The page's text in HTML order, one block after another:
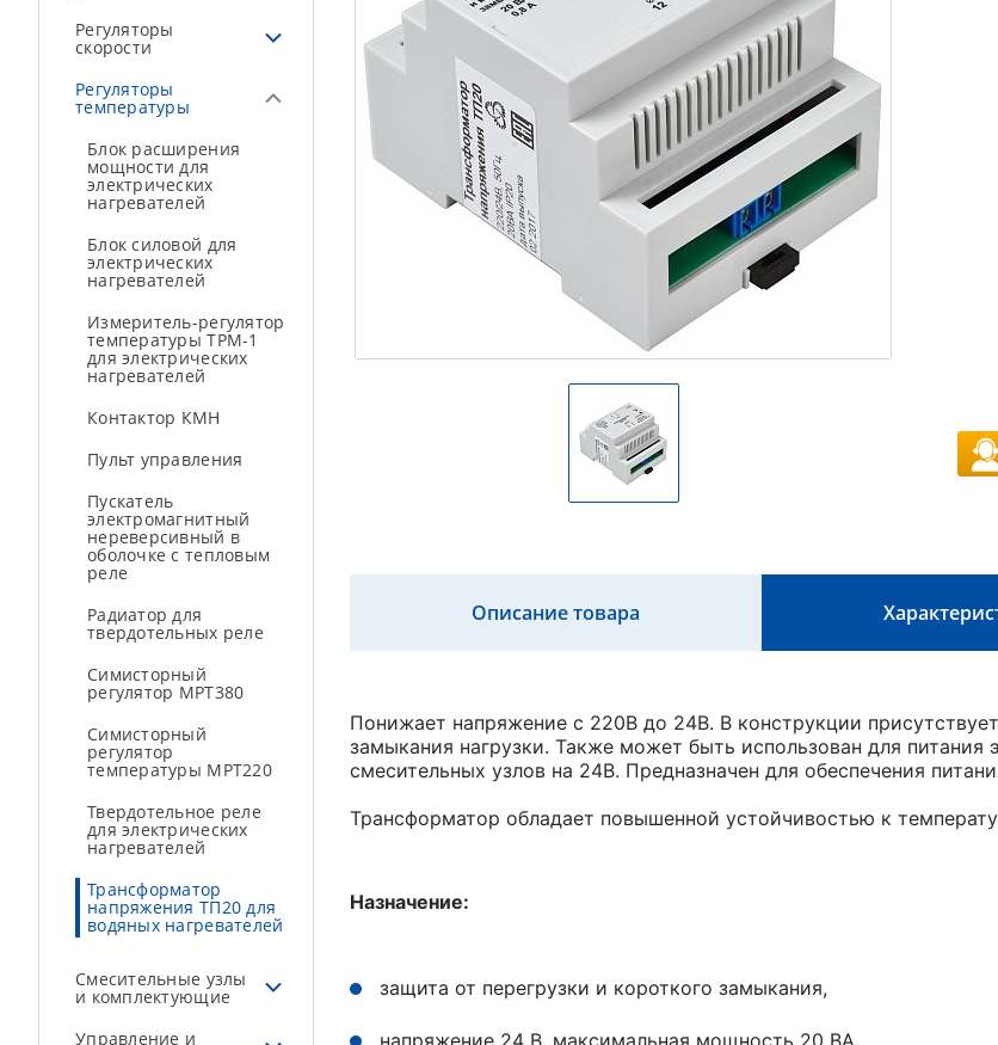
Регуляторы
скорости
Регуляторы
температуры
Блок расширения
мощности для
электрических
нагревателей
Блок силовой для
электрических
нагревателей
Измеритель-регулятор
температуры ТРМ-1
для электрических
нагревателей
Контактор КМН
Пульт управления
Пускатель
электромагнитный
нереверсивный в
оболочке с тепловым
реле
Радиатор для
твердотельных реле
Симисторный
регулятор МРТ380
Симисторный
регулятор
температуры МРТ220
Твердотельное реле
для электрических
нагревателей
Трансформатор
напряжения ТП20 для
водяных нагревателей
Смесительные узлы
и комплектующие
Управление и
Описание товара
Понижает напряжение с 220В до 24В. В конструкции
замыкания нагрузки. Также может быть использован для
смесительных узлов на 24В. Предназначен для обеспечения
Трансформатор обладает повышенной устойчивостью к
Назначение:
защита от перегрузки и короткого замыкания,
напряжение 24 В, максимальная мощность 20 ВА,